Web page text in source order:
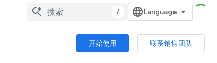
/
开始使用
联系销售团队